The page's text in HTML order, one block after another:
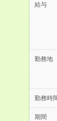
給与
勤務地
勤務時
期間